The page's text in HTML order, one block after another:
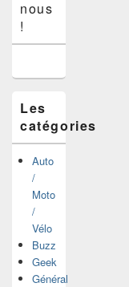
de
widget
latérale
nous
!
Les
catégories
Auto
/
Moto
/
Vélo
Buzz
Geek
Général